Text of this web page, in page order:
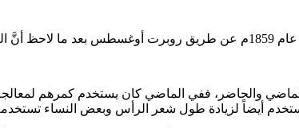
والجروح.
الماضي والحاضر، ففي الماضي كان يستخدم كمرهم
أيضاً لزيادة طول شعر الرأس وبعض النساء تستخدمه